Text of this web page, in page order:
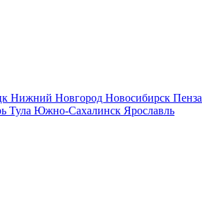
Нижний Новгород Новосибирск Пенза
Тула Южно-Сахалинск Ярославль